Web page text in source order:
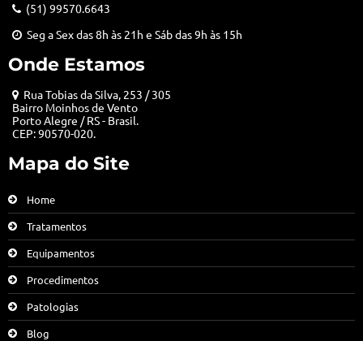
(51) 99570.6643
Seg a Sex das 8h às 21h e Sáb das 9h às 15h
Onde Estamos
Rua Tobias da Silva, 253 / 305
Bairro Moinhos de Vento
Porto Alegre / RS - Brasil.
CEP: 90570-020.
Mapa do Site
Home
Tratamentos
Equipamentos
Procedimentos
Patologias
Blog